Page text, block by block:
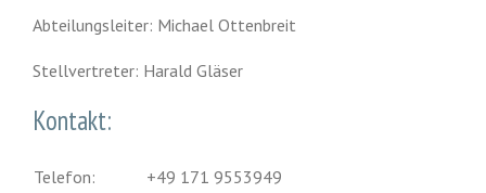
Abteilungsleiter: Michael Ottenbreit
Stellvertreter: Harald Gläser
Kontakt:
Telefon:
+49 171 9553949